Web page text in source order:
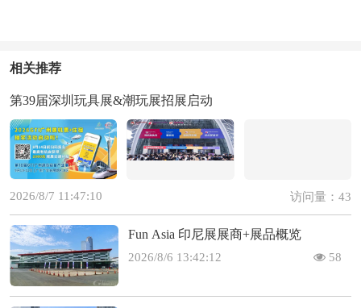
相关推荐
第39届深圳玩具展&潮玩展招展启动
2026/8/7 11:47:10 访问量：43
Fun Asia 印尼展展商+展品概览
2026/8/6 13:42:12 58